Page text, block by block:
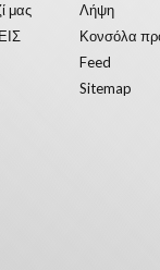
μας
Λήψη
Κονσόλα
Feed
Sitemap